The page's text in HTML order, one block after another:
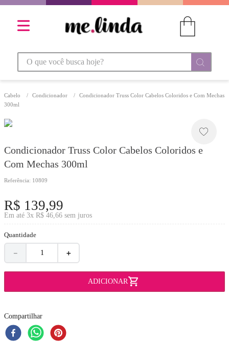
O que você busca hoje?
Cabelo Condicionador
Condicionador Truss Color Cabelos Coloridos e Com Mechas
300ml
Condicionador Truss Color Cabelos Coloridos e
Com Mechas 300ml
Referência: 10809
R$ 139,99
Em até 3x R$ 46,66 sem juros
Quantidade
＋
－
Compartilhar